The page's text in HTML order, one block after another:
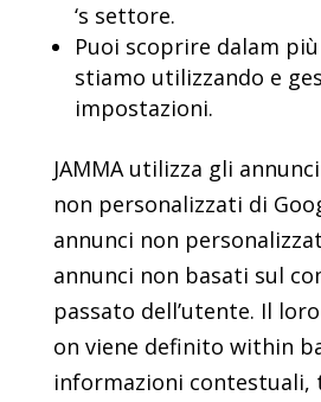
‘s settore.
Puoi scoprire dalam
stiamo utilizzando e
impostazioni.
JAMMA utilizza gli
non personalizzati di
annunci non
annunci non basati sul
passato dell’utente. Il
on viene definito within
informazioni contestuali,